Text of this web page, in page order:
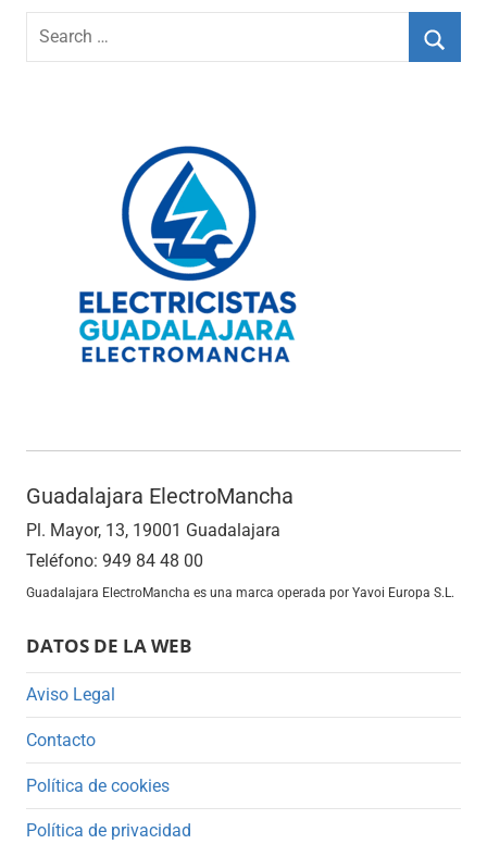
Search
for:
Guadalajara ElectroMancha
Pl. Mayor, 13, 19001 Guadalajara
Teléfono: 949 84 48 00
Guadalajara ElectroMancha es una marca operada por Yavoi Europa S.L.
DATOS DE LA WEB
Aviso Legal
Contacto
Política de cookies
Política de privacidad